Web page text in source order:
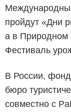
пройдут «Дни
а в Природном
Фестиваль
В России,
бюро
совместно с